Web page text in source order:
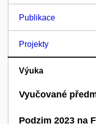
Publikace
Projekty
Výuka
Vyučované
Podzim 2023 na